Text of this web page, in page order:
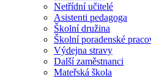
Netřídní učitelé
Asistenti pedagoga
Školní družina
Školní poradenské
Výdejna stravy
Další zaměstnanci
Mateřská škola